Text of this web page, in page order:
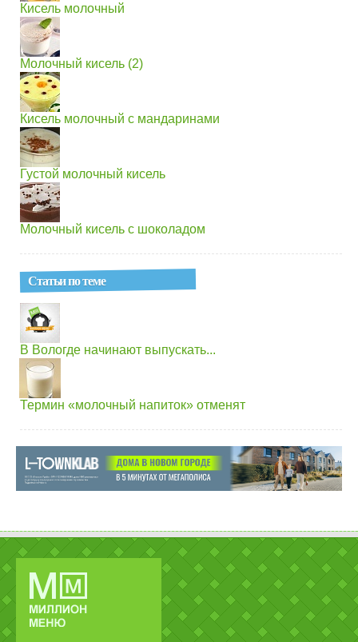
Кисель молочный
Молочный кисель (2)
Кисель молочный с мандаринами
Густой молочный кисель
Молочный кисель с шоколадом
Статьи по теме
В Вологде начинают выпускать...
Термин «молочный напиток» отменят